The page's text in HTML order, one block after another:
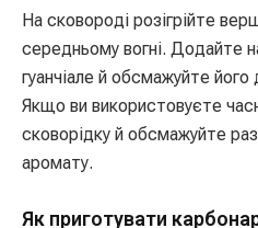
На сковороді розігрійте
середньому вогні. Додайте
гуанчіале й обсмажуйте
Якщо ви використовуєте
сковорідку й обсмажуйте
аромату.
Як приготувати